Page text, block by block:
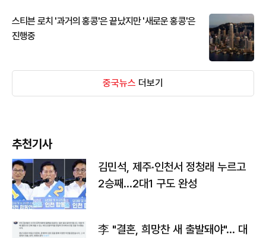
스티븐 로치 '과거의 홍콩'은 끝났지만 '새로운 홍콩'은
진행중
중국뉴스 더보기
추천기사
김민석, 제주·인천서 정청래 누르고
2승째…2대1 구도 완성
李 "결혼, 희망찬 새 출발돼야"… 대